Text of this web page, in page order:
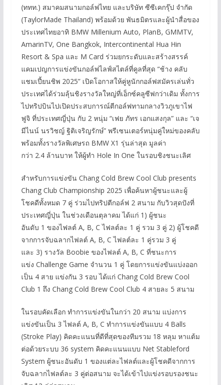
(ททท.) สมาคมสนามกอล์ฟไทย และบริษัท ซีซีเคกรุ๊ป จำกัด
(TaylorMade Thailand) พร้อมด้วย พันธมิตรและผู้นำสื่อของ
ประเทศไทยอาทิ BMW Millenium Auto, PlanB, GMMTV,
AmarinTV, One Bangkok, Intercontinental Hua Hin
Resort & Spa และ M Card ร่วมยกระดับและสร้างสรรค์
แคมเปญการแข่งขันกอล์ฟไลฟ์สไตล์ที่คูลที่สุด “ช้าง คลับ
แชมเปี้ยนชิพ 2025” เปิดโอกาสให้คู่หูนักกอล์ฟสมัครเล่นทั่ว
ประเทศได้ร่วมลุ้นชิงรางวัลใหญ่ที่เอ็กซ์คลูซีฟกว่าเดิม ทั้งการ
ไปทริปบินไปเปิดประสบการณ์ตีกอล์ฟทามกลางวิวภูเขาไฟ
ฟูจิ ที่ประเทศญี่ปุ่น กับ 2 หนุ่ม “เฟย ภัทร เอกแสงกุล” และ “เจ
มีไนน์ นรวิชญ์ ฐิติเจริญรักษ์” พรีเซนเตอร์หนุ่มคู่ใหม่ของคลับ
พร้อมทั้งรางวัลพิเศษรถ BMW X1 รุ่นล่าสุด มูลค่า
กว่า 2.4 ล้านบาท ให้ผู้ทำ Hole In One ในรอบชิงชนะเลิศ
สำหรับการแข่งขัน Chang Cold Brew Cool Club presents
Chang Club Championship 2025 เพื่อค้นหาผู้ชนะและผู้
โชคดีทั้งหมด 7 คู่ ร่วมไปทริปตีกอล์ฟ 2 สนาม กับวิวสุดปังที่
ประเทศญี่ปุ่น ในช่วงเดือนตุลาคม ได้แก่ 1) ผู้ชนะ
อันดับ 1 ของไฟลต์ A, B, C ไฟลต์ละ 1 คู่ รวม 3 คู่ 2) ผู้โชคดี
จากการจับฉลากไฟลต์ A, B, C ไฟลต์ละ 1 คู่รวม 3 คู่
และ 3) รางวัล Boobie ของไฟลต์ A, B, C ที่ชนะการ
แข่ง Challenge Game จำนวน 1 คู่ โดยการแข่งขันแบ่งออก
เป็น 4 สาย แข่งกัน 3 รอบ ได้แก่ Chang Cold Brew Cool
Club 1 ถึง Chang Cold Brew Cool Club 4 สายละ 5 สนาม
ในรอบคัดเลือก ทำการแข่งขันในกว่า 20 สนาม แบ่งการ
แข่งขันเป็น 3 ไฟลต์ A, B, C ทำการแข่งขันแบบ 4 Balls
(Stroke Play) คิดคะแนนที่ดีที่สุดของทีมรวม 18 หลุม หาแต้ม
ต่อด้วยระบบ 36 system คิดคะแนนแบบ Net Stableford
System ผู้ชนะอันดับ 1 ของแต่ละไฟลต์และผู้โชคดีจากการ
จับฉลากไฟลต์ละ 3 คู่ต่อสนาม จะได้เข้าไปแข่งรอบรองชนะ